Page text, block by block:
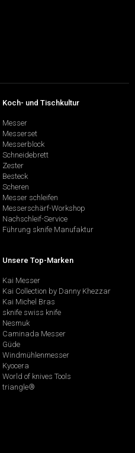
Koch- und Tischkultur
Messer
Messerset
Messerblock
Schneidebrett
Zester
Besteck
Scheren
Messer schleifen
Messerschärf-Workshop
Nachschleif-Service
Führung sknife Manufaktur
Unsere Top-Marken
Kai Messer
Kai Collection by Danny Khezzar
Kai Michel Bras
sknife swiss knife
Nesmuk
Caminada Messer
Güde
Windmühlenmesser
Kyocera
World of knives Tools
triangle®